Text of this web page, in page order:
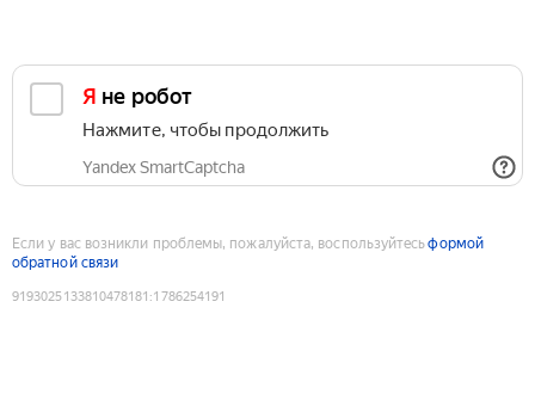
Я не робот
Нажмите, чтобы продолжить
Yandex SmartCaptcha
Если у вас возникли проблемы, пожалуйста, воспользуйтесьформой
обратной связи
9193025133810478181 :1786254191